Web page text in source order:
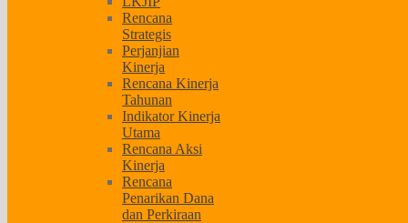
Rencana
Strategis
Perjanjian
Kinerja
Rencana Kinerja
Tahunan
Indikator Kinerja
Utama
Rencana Aksi
Kinerja
Rencana
Penarikan Dana
dan Perkiraan